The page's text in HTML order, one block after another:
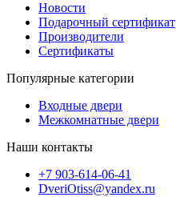
Новости
Подарочный сертификат
Производители
Сертификаты
Популярные категории
Входные двери
Межкомнатные двери
Наши контакты
+7 903-614-06-41
DveriOtiss@yandex.ru